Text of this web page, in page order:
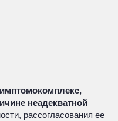
неадекватной
рассогласования ее